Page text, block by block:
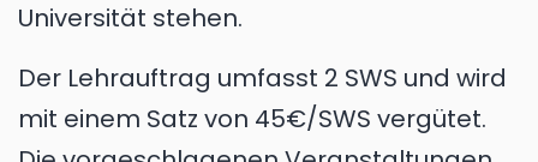
Universität stehen.
Der Lehrauftrag umfasst 2 SWS und wird
mit einem Satz von 45€/SWS vergütet.